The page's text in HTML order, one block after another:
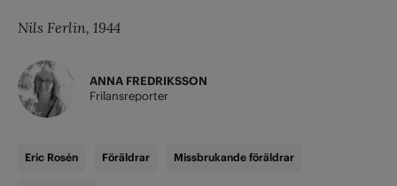
Nils Ferlin, 1944
ANNA FREDRIKSSON
Frilansreporter
Eric Rosén Föräldrar Missbrukande föräldrar